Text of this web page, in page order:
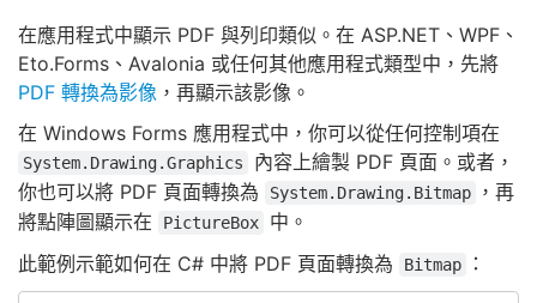
在應用程式中顯示 PDF 與列印類似。在 ASP.NET、WPF、
Eto.Forms、Avalonia 或任何其他應用程式類型中，先將
PDF 轉換為影像 ，再顯示該影像。
在 Windows Forms 應用程式中，你可以從任何控制項在
System.Drawing.Graphics
內容上繪製 PDF 頁面。或者，
你也可以將 PDF 頁面轉換為
System.Drawing.Bitmap
，再
將點陣圖顯示在
PictureBox
中。
此範例示範如何在 C# 中將 PDF 頁面轉換為
Bitmap ：